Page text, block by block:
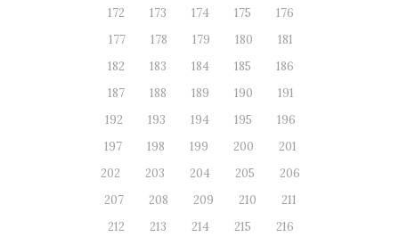
172
173 174 175
176
177
178 179 180
181
182
183 184 185
186
187
188 189 190
191
192
193 194 195
196
197
198 199 200
201
202
203 204 205
206
207
208 209 210
211
212
213 214 215
216